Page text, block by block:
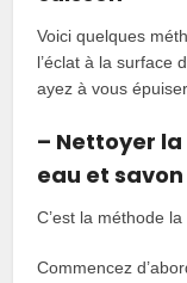
Voici quelques
l’éclat à la surface
ayez à vous
– Nettoyer
eau et savon
C’est la méthode
Commencez